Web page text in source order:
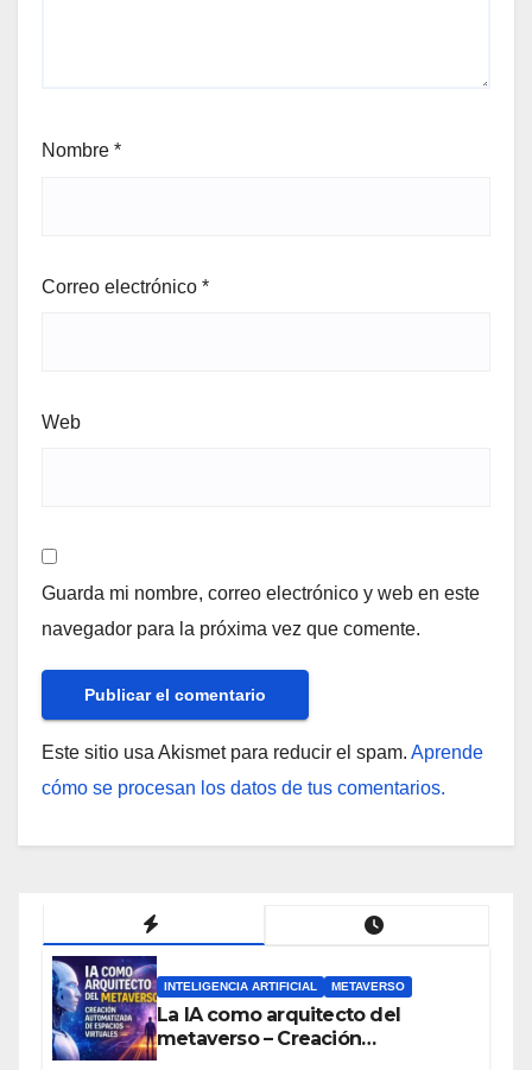
Nombre *
Correo electrónico *
Web
Guarda mi nombre, correo electrónico y web en este
navegador para la próxima vez que comente.
Este sitio usa Akismet para reducir el spam. Aprende
cómo se procesan los datos de tus comentarios.
INTELIGENCIA ARTIFICIAL METAVERSO
La IA como arquitecto del
metaverso – Creación